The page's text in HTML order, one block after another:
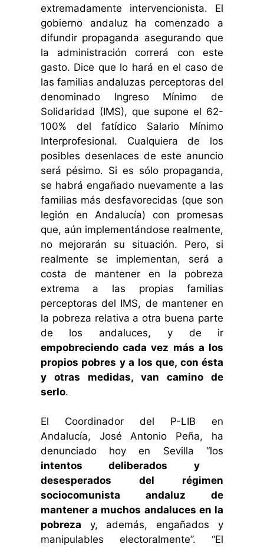
extremadamente intervencionista. El
gobierno andaluz ha comenzado a
difundir propaganda asegurando que
la administración correrá con este
gasto. Dice que lo hará en el caso de
las familias andaluzas perceptoras del
denominado Ingreso Mínimo de
Solidaridad (IMS), que supone el 62-
100% del fatídico Salario Mínimo
Interprofesional. Cualquiera de los
posibles desenlaces de este anuncio
será pésimo. Si es sólo propaganda,
se habrá engañado nuevamente a las
familias más desfavorecidas (que son
legión en Andalucía) con promesas
que, aún implementándose realmente,
no mejorarán su situación. Pero, si
realmente se implementan, será a
costa de mantener en la pobreza
extrema a las propias familias
perceptoras del IMS, de mantener en
la pobreza relativa a otra buena parte
de los andaluces, y de ir
empobreciendo cada vez más a los
propios pobres y a los que, con ésta
y otras medidas, van camino de
serlo.
El Coordinador del P-LIB en
Andalucía, José Antonio Peña, ha
denunciado hoy en Sevilla “los
intentos deliberados y
desesperados del régimen
sociocomunista andaluz de
mantener a muchos andaluces en la
pobreza y, además, engañados y
manipulables electoralmente”. “El